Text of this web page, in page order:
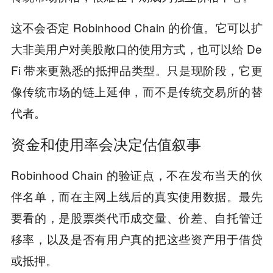
这不会否定 Robinhood Chain 的价值。它可以扩
大非美用户对美股敞口的使用方式，也可以给 De
Fi 带来更熟悉的抵押品类型。只是现阶段，它更
像传统市场的链上延伸，而不是传统交易所的替
代者。
资金和使用率会决定估值叙事
Robinhood Chain 的验证点，不在发布当天的伙
伴名单，而在主网上线后的真实使用数据。最先
要看的，是股票类代币成交量、价差、自托管迁
移率，以及是否有用户真的把这些资产用于借贷
或抵押。